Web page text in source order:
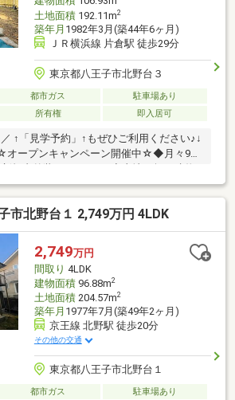
土地面積192.11m2
築年月 1982年3月(築44年6ヶ月)
ＪＲ横浜線 片倉駅 徒歩29分
東京都八王子市北野台３
都市ガス
駐車場あり
所有権 即入居可
↑「見学予約」↑もぜひご利用ください♪↓
ープンキャンペーン開催中☆◆月々9万
＆和室のある4LDK☆◆生活に彩りを与
(^_^)－ Life Information －◇コープみら
リエイト・・・徒歩約8分◇中山小学
ープンキャンペーン詳細は下記の「プレ
ださい☆＊いつでもお気軽にお問い合わせ
市北野台１ 2,749万円 4LDK
2,749万円
間取り 4LDK
建物面積96.88m2
土地面積204.57m2
築年月 1977年7月(築49年2ヶ月)
京王線 北野駅 徒歩20分
その他の交通
東京都八王子市北野台１
都市ガス
駐車場あり